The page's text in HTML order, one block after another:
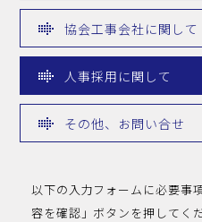
協会工事会社に関して
人事採用に関して
その他、お問い合せ
以下の入力フォームに必要事
容を確認」ボタンを押してく